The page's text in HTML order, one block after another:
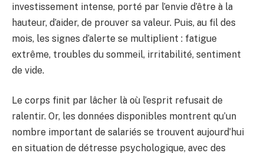
investissement intense, porté par l’envie d’être à la
hauteur, d’aider, de prouver sa valeur. Puis, au fil des
mois, les signes d’alerte se multiplient : fatigue
extrême, troubles du sommeil, irritabilité, sentiment
de vide.
Le corps finit par lâcher là où l’esprit refusait de
ralentir. Or, les données disponibles montrent qu’un
nombre important de salariés se trouvent aujourd’hui
en situation de détresse psychologique, avec des